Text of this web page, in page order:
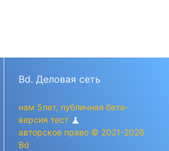
Bd. Деловая сеть
нам 5лет, публичная бета-
версия тест science
авторское право © 2021-2026
Bd